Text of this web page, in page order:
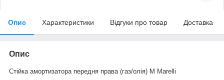
Опис Характеристики Відгуки про товар Доставка
Опис
Стійка амортизатора передня права (газ/олія) M Marelli